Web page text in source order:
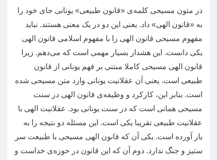
در متون مسیحی کلمه‌ی «قانون طبیعی» یونانی جای خود را
به «قانون الهی» داد. یعنی این دو در یک معنی هستند. نباید
مفهوم مسیحی قانون الهی را با مفهوم اسلامی قانون الهی
یکی دانست. این هشدار بسیار مهمی است که می‌دهم. زیرا
قانون الهی مسیحی کاملا مبتنی بر فهم یونانی از قانون
طبیعی است. یعنی آن عقلانیت یونانی وارد متن مسیحی شده
است. بنابر این، کارکرد و وظیفه‌ی قانون الهی در سنت
مسیحی همانی است که در سنت یونانی بود. عقلانیت الهی با
عقلانیت طبیعی تقریبا یکی است. این مسئله دو نتیجه را به
بار آورده است. یکی آن که قانون الهی مسیحی با طبیعت سر
ستیز و جنگ ندارد. دوم آن که این قانون در حوزه‌ی خداست و